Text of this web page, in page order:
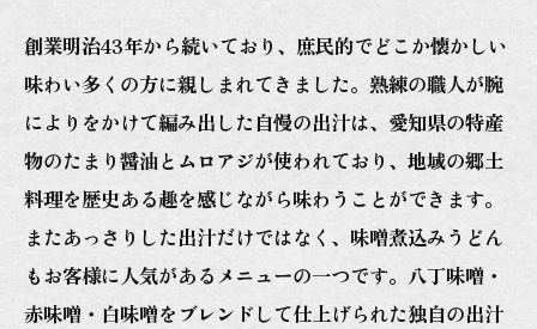
創業明治43年から続いており、庶民的でどこか懐かしい
味わい多くの方に親しまれてきました。熟練の職人が腕
によりをかけて編み出した自慢の出汁は、愛知県の特産
物のたまり醤油とムロアジが使われており、地域の郷土
料理を歴史ある趣を感じながら味わうことができます。
またあっさりした出汁だけではなく、味噌煮込みうどん
もお客様に人気があるメニューの一つです。八丁味噌・
赤味噌・白味噌をブレンドして仕上げられた独自の出汁